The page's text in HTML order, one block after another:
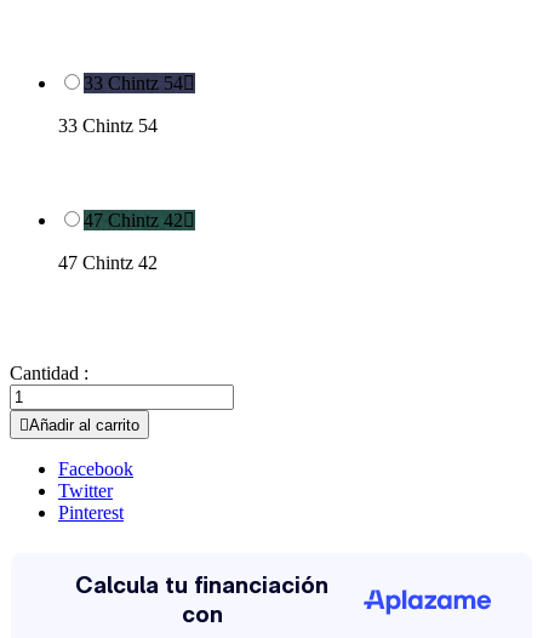
33 Chintz 54
33 Chintz 54
47 Chintz 42
47 Chintz 42
Cantidad :
Añadir al carrito
Facebook
Twitter
Pinterest